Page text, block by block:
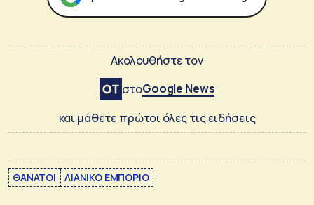
Ακολουθήστε τον
στοGoogle News
και μάθετε πρώτοι όλες τις ειδήσεις
ΘΑΝΑΤΟΙ ΛΙΑΝΙΚΟ ΕΜΠΟΡΙΟ